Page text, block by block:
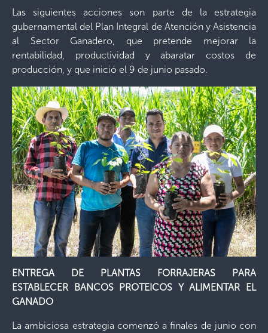
Las siguientes acciones son parte de la estrategia
gubernamental del Plan Integral de Atención y Asistencia
al Sector Ganadero, que pretende mejorar la
rentabilidad, productividad y abaratar costos de
producción, y que inició el 9 de junio pasado.
ENTREGA DE PLANTAS FORRAJERAS PARA
ESTABLECER BANCOS PROTEICOS Y ALIMENTAR EL
GANADO
La ambiciosa estrategia comenzó a finales de junio con